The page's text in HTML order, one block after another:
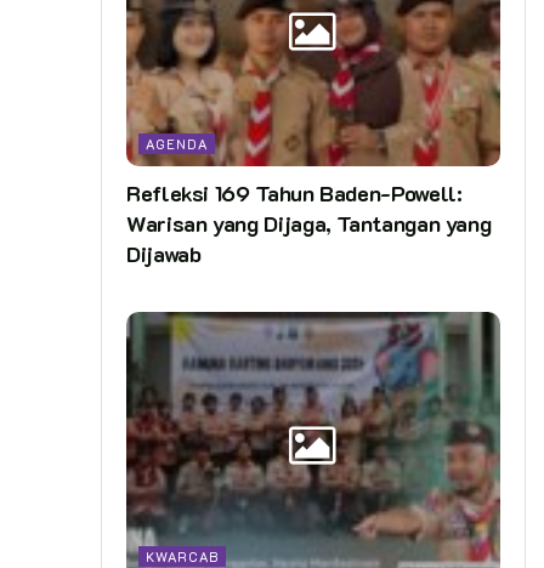
AGENDA
Refleksi 169 Tahun Baden-Powell:
Warisan yang Dijaga, Tantangan yang
Dijawab
KWARCAB